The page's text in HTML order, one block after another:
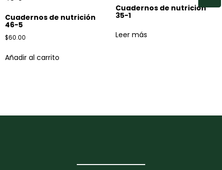
Cuadernos de nutrición
46-5
$60.00
Añadir al carrito
Cuadernos de nutrición
35-1
Leer más